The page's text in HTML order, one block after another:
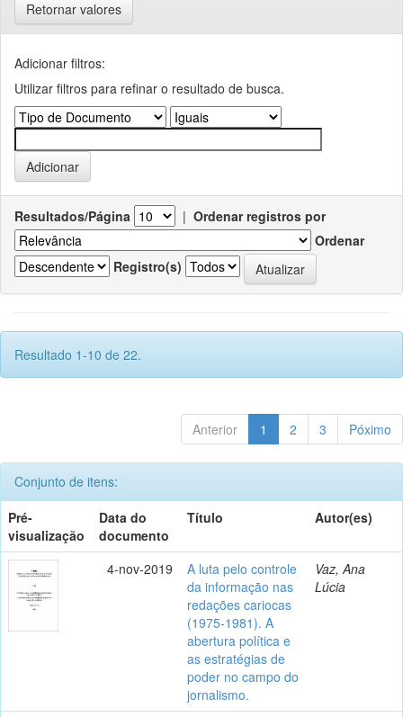
Retornar valores
Adicionar filtros:
Utilizar filtros para refinar o resultado de busca.
Resultados/Página | Ordenar registros por
Ordenar
Registro(s)
Resultado 1-10 de 22.
Anterior 1 2 3 Póximo
Conjunto de itens:
Pré-
visualização
Data do
documento
Título Autor(es)
4-nov-2019
A luta pelo controle
da informação nas
redações cariocas
(1975-1981). A
abertura política e
as estratégias de
poder no campo do
jornalismo.
Vaz, Ana
Lúcia